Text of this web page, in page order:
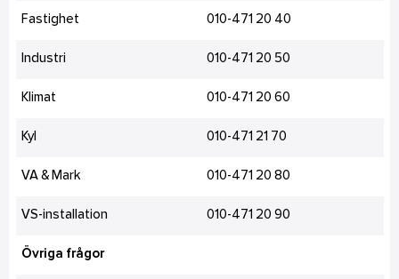
Fastighet 010-471 20 40
Industri 010-471 20 50
Klimat 010-471 20 60
Kyl 010-471 21 70
VA & Mark 010-471 20 80
VS-installation 010-471 20 90
Övriga frågor